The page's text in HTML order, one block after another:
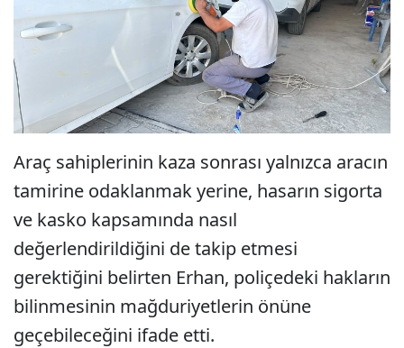
Araç sahiplerinin kaza sonrası yalnızca aracın
tamirine odaklanmak yerine, hasarın sigorta
ve kasko kapsamında nasıl
değerlendirildiğini de takip etmesi
gerektiğini belirten Erhan, poliçedeki hakların
bilinmesinin mağduriyetlerin önüne
geçebileceğini ifade etti.